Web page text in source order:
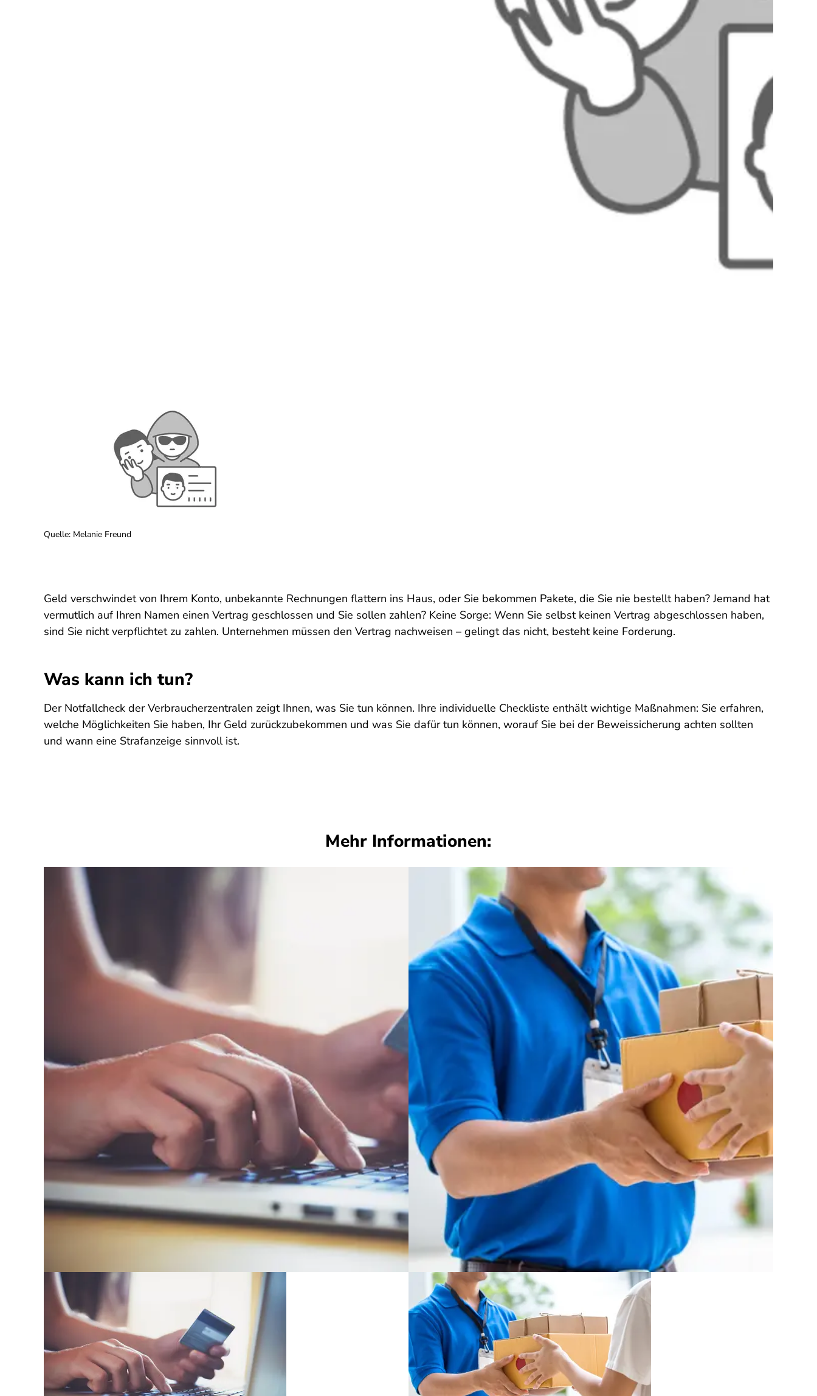
Quelle: Melanie Freund
Geld verschwindet von Ihrem Konto, unbekannte Rechnungen flattern ins Haus, oder Sie bekommen Pakete, die Sie nie bestellt haben? Jemand hat
vermutlich auf Ihren Namen einen Vertrag geschlossen und Sie sollen zahlen? Keine Sorge: Wenn Sie selbst keinen Vertrag abgeschlossen haben,
sind Sie nicht verpflichtet zu zahlen. Unternehmen müssen den Vertrag nachweisen – gelingt das nicht, besteht keine Forderung.
Was kann ich tun?
Der Notfallcheck der Verbraucherzentralen zeigt Ihnen, was Sie tun können. Ihre individuelle Checkliste enthält wichtige Maßnahmen: Sie erfahren,
welche Möglichkeiten Sie haben, Ihr Geld zurückzubekommen und was Sie dafür tun können, worauf Sie bei der Beweissicherung achten sollten
und wann eine Strafanzeige sinnvoll ist.
Mehr Informationen: